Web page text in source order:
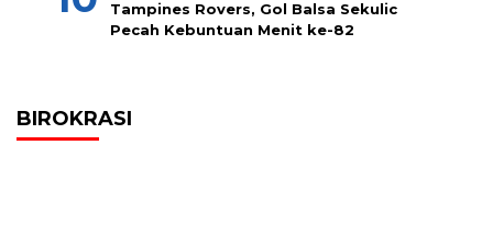
Tampines Rovers, Gol Balsa Sekulic
Pecah Kebuntuan Menit ke-82
BIROKRASI